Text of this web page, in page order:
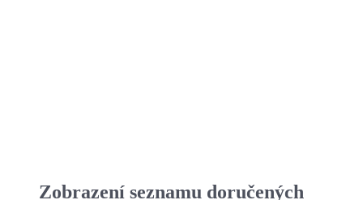
Zobrazení seznamu doručených